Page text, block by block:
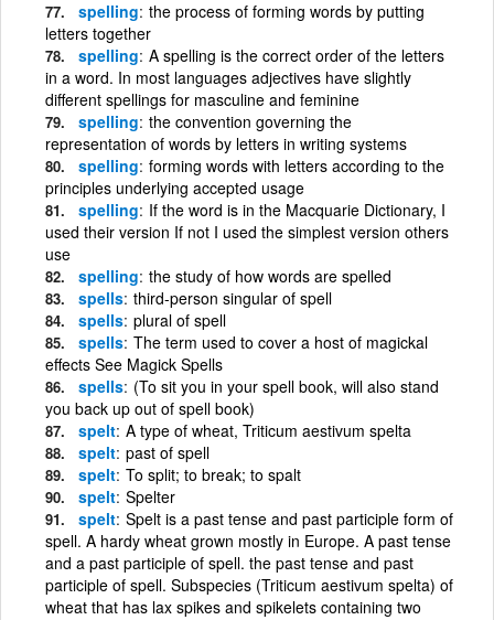
spelling the process of forming words by putting
letters together
spelling A spelling is the correct order of the letters
in a word. In most languages adjectives have slightly
different spellings for masculine and feminine
spelling the convention governing the
representation of words by letters in writing systems
spelling forming words with letters according to the
principles underlying accepted usage
spelling If the word is in the Macquarie Dictionary, I
used their version If not I used the simplest version others
use
spelling the study of how words are spelled
spells third-person singular of spell
spells plural of spell
spells The term used to cover a host of magickal
effects See Magick Spells
spells (To sit you in your spell book, will also stand
you back up out of spell book)
spelt A type of wheat, Triticum aestivum spelta
spelt past of spell
spelt To split; to break; to spalt
spelt Spelter
spelt Spelt is a past tense and past participle form of
spell. A hardy wheat grown mostly in Europe. A past tense
and a past participle of spell. the past tense and past
participle of spell. Subspecies (Triticum aestivum spelta) of
wheat that has lax spikes and spikelets containing two